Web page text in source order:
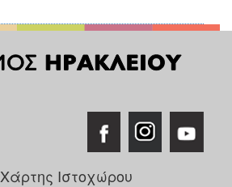
Χάρτης Ιστοχώρου